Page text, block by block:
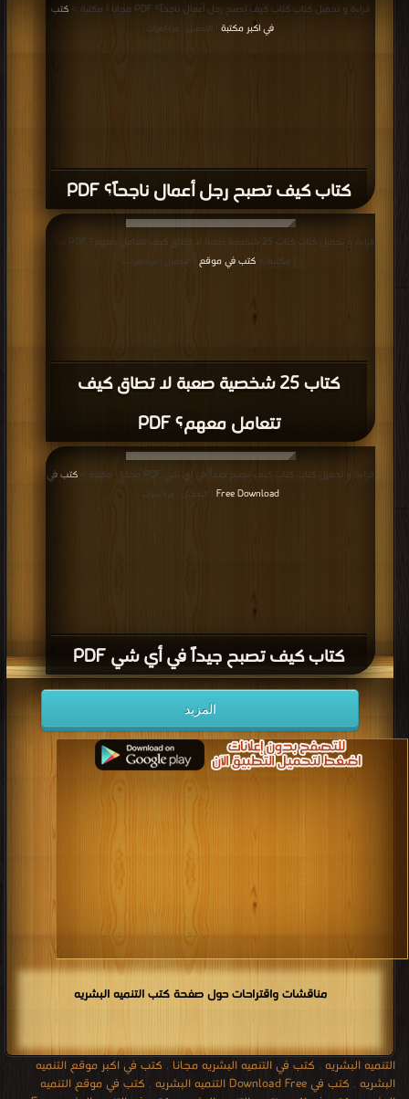
كتاب كيف تصبح رجل أعمال ناجحاً؟ PDF
قراءة و تحميل كتاب كتاب كيف تصبح رجل أعمال ناجحاً؟ PDF مجانا | مكتبة >
كتب
في اكبر مكتبة
| التحميل : مرة/مرات
كتاب 25 شخصية صعبة لا تطاق كيف
تتعامل معهم؟ PDF
| مكتبة > كتب في موقع | التحميل : مرة/مرات
كتاب كيف تصبح جيداً في أي شي PDF
قراءة و تحميل كتاب كتاب كيف تصبح جيداً في أي شي PDF مجانا | مكتبة >
كتب في
Free Download | التحميل : مرة/مرات
المزيد
مناقشات واقتراحات حول صفحة كتب التنميه البشريه
التنميه البشريه , كتب في التنميه البشريه مجانا , كتب في اكبر موقع التنميه
البشريه , كتب في Download Free التنميه البشريه , كتب في موقع التنميه